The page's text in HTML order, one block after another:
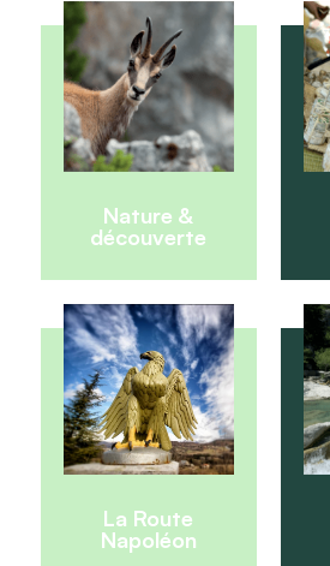
Nature &
découverte
La Route
Napoléon